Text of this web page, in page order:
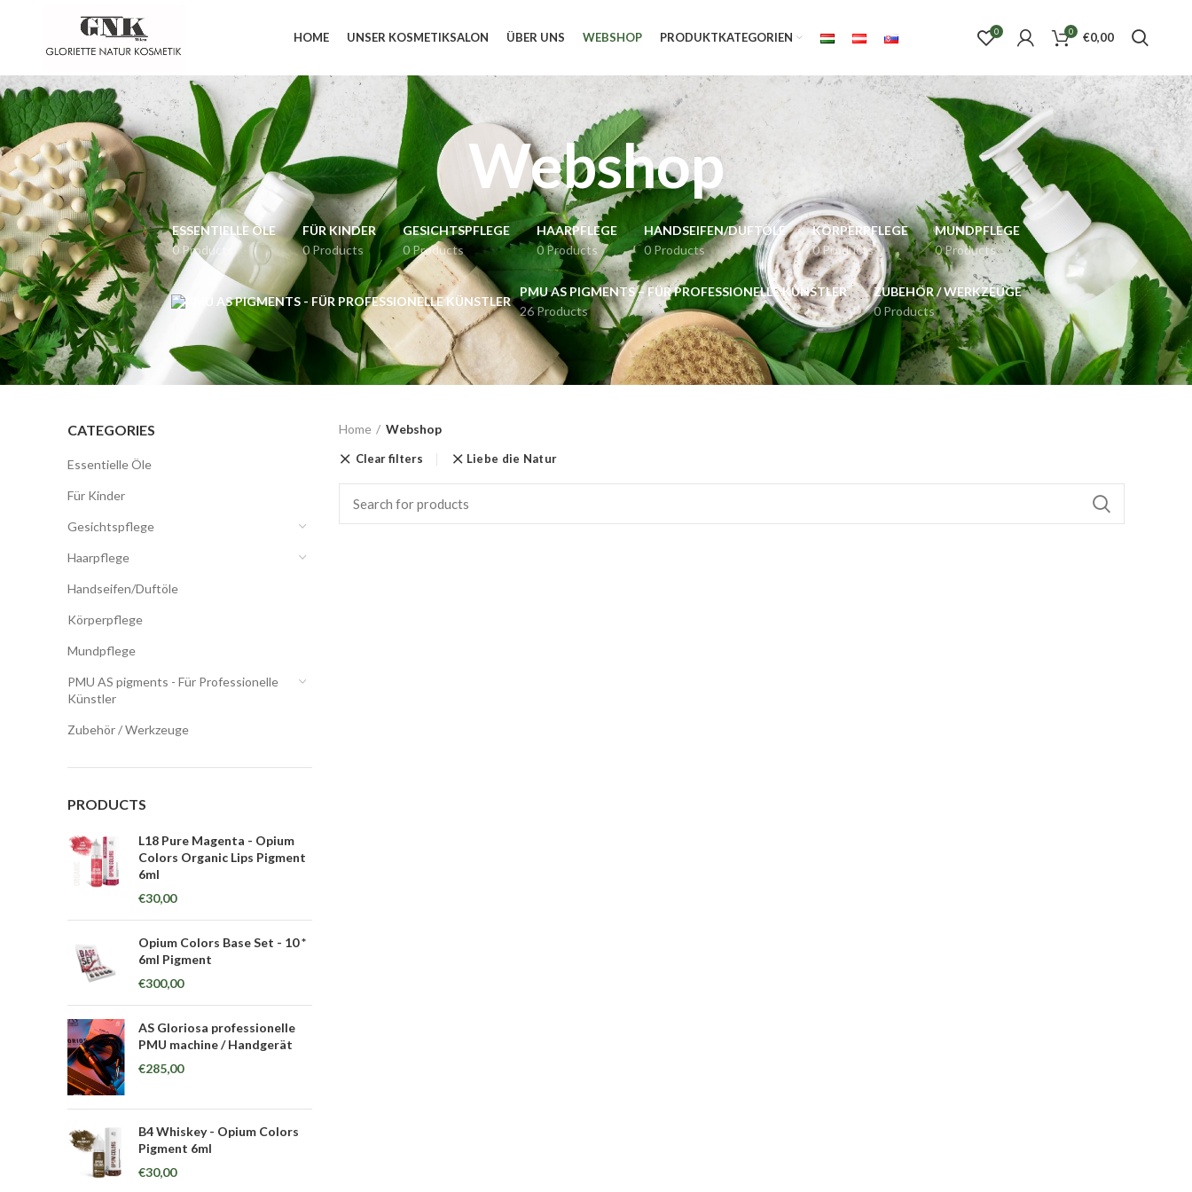
HOME UNSER KOSMETIKSALON ÜBER UNS WEBSHOP PRODUKTKATEGORIEN 0 0 €0,00
Webshop
ESSENTIELLE ÖLE
0 Products
FÜR KINDER
0 Products
GESICHTSPFLEGE
0 Products
HAARPFLEGE
0 Products
HANDSEIFEN/DUFTÖLE
0 Products
KÖRPERPFLEGE
0 Products
MUNDPFLEGE
0 Products
PMU AS PIGMENTS – FÜR PROFESSIONELLE KÜNSTLER
26 Products
ZUBEHÖR / WERKZEUGE
0 Products
CATEGORIES
Essentielle Öle
Für Kinder
Gesichtspflege
Haarpflege
Handseifen/Duftöle
Körperpflege
Mundpflege
PMU AS pigments - Für Professionelle
Künstler
Zubehör / Werkzeuge
PRODUCTS
L18 Pure Magenta - Opium
Colors Organic Lips Pigment
6ml
€30,00
Opium Colors Base Set - 10 *
6ml Pigment
€300,00
AS Gloriosa professionelle
PMU machine / Handgerät
€285,00
B4 Whiskey - Opium Colors
Pigment 6ml
€30,00
Home Webshop
Clear filters Liebe die Natur